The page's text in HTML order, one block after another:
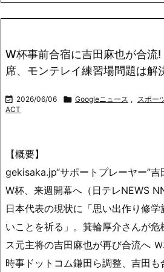
W杯事前合宿に吉田麻也が合流
席、モンテレイ練習場問題は
 2026/06/06  Googleニュース , スポー
ACT
【概要】
gekisaka.jp“サポートプレーヤー”
W杯、来週開幕へ（日テレNEWS
日本代表の現状に「思い出作り修
いことを祈る」。箕輪厚介さんが
ス元主将の吉田麻也が再び合流へ
時事ドットコム鎌田ら調整、吉田